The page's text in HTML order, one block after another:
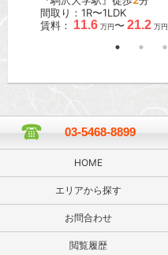
間取り：1R〜1LDK
賃料： 11.6 万円〜 21.2 万円
03-5468-8899
HOME
エリアから探す
お問合わせ
閲覧履歴